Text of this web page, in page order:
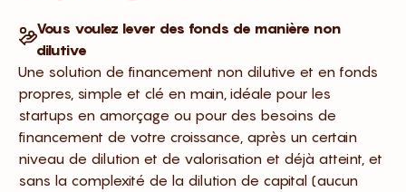
Vous voulez lever des fonds de manière non
dilutive
Une solution de financement non dilutive et en fonds
propres, simple et clé en main, idéale pour les
startups en amorçage ou pour des besoins de
financement de votre croissance, après un certain
niveau de dilution et de valorisation et déjà atteint, et
sans la complexité de la dilution de capital (aucun